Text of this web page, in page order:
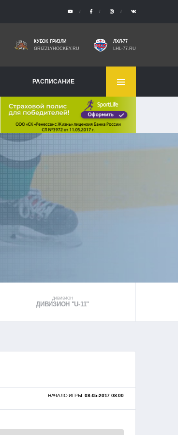
КУБОК ГРИЗЛИ
GRIZZLYHOCKEY.RU
ЛХЛ-77
LHL-77.RU
РАСПИСАНИЕ
ДИВИЗИОН
ДИВИЗИОН "U-11"
НАЧАЛО ИГРЫ:08-05-2017 08:00